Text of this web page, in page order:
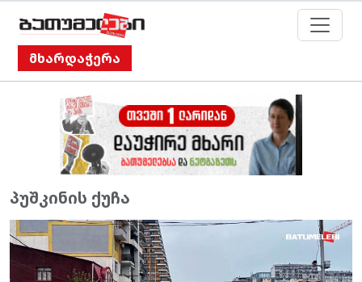
მხარდაჭერა
პუშკინის ქუჩა